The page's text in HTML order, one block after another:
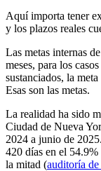
Aquí importa tener
y los plazos reales
Las metas internas
meses, para los
sustanciados, la
Esas son las metas.
La realidad ha sido
Ciudad de Nueva
2024 a junio de
420 días en el
la mitad (auditoría